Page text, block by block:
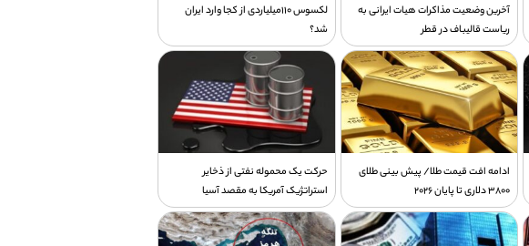
آخرین وضعیت مذاکرات هیات ایرانی به
ریاست قالیباف در قطر
لکسوس 110میلیاردی از کجا وارد ایران
شد؟
ادامه افت قیمت طلا/ پیش بینی طلای
3800 دلاری تا پایان 2026
حرکت یک محموله نفتی از ذخایر
استراتژیک آمریکا به مقصد آسیا